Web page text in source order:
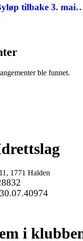
tilbake 3.
ble funnet.
1771 Halden
i